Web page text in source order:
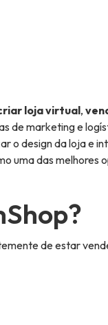
loja virtual,
de marketing e
o design da loja e
uma das melhores
de estar